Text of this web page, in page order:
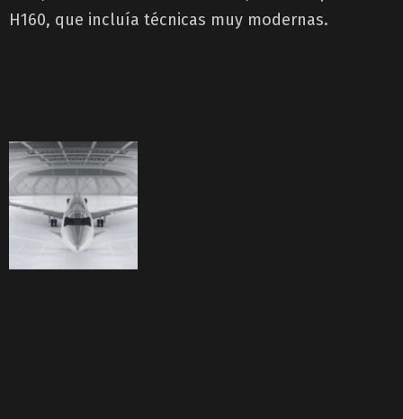
H160, que incluía técnicas muy modernas.